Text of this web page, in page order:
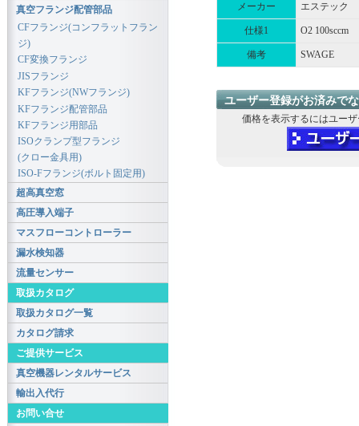
メーカー エステック
仕様1 O2 100sccm
備考 SWAGE
ユーザー登録がお済みで
価格を表示するにはユー
真空フランジ配管部品
CFフランジ(コンフラットフラン
ジ)
CF変換フランジ
JISフランジ
KFフランジ(NWフランジ)
KFフランジ配管部品
KFフランジ用部品
ISOクランプ型フランジ
(クロー金具用)
ISO-Fフランジ(ボルト固定用)
超高真空窓
高圧導入端子
マスフローコントローラー
漏水検知器
流量センサー
取扱カタログ
取扱カタログ一覧
カタログ請求
ご提供サービス
真空機器レンタルサービス
輸出入代行
お問い合せ